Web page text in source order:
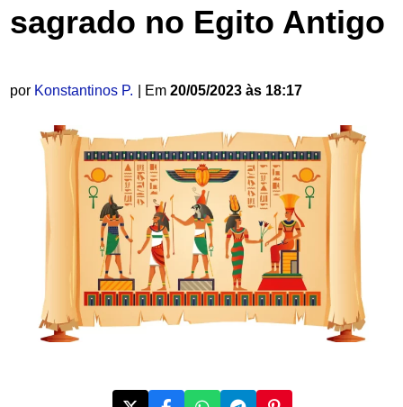
sagrado no Egito Antigo
por Konstantinos P. | Em 20/05/2023 às 18:17